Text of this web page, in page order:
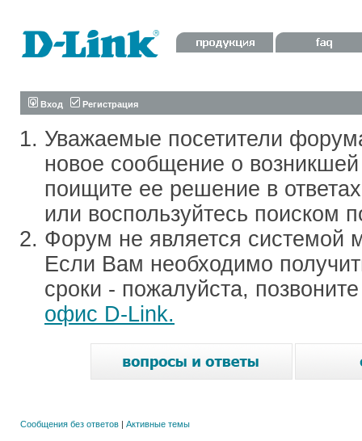
Вход Регистрация
Уважаемые посетители
новое сообщение о
поищите ее решение в
или воспользуйтесь поиском
Форум не является системой
Если Вам необходимо
сроки - пожалуйста,
офис D-Link.
Сообщения без ответов | Активные темы